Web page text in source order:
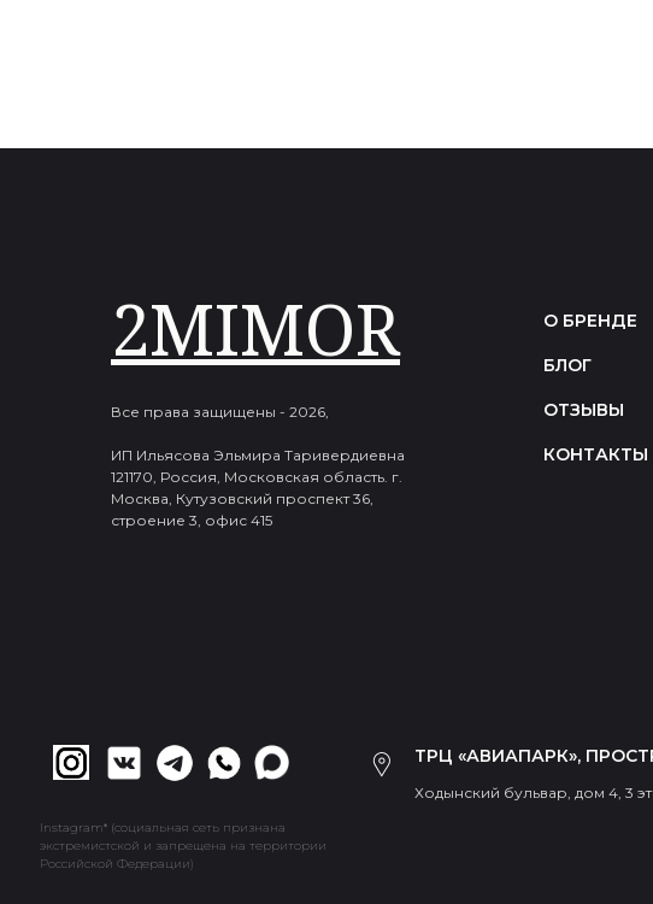
О БРЕНДЕ
БЛОГ
ОТЗЫВЫ
КОНТАКТЫ
2MIMOR
Все права защищены - 2026,
ИП Ильясова Эльмира Таривердиевна
121170, Россия, Московская область. г.
Москва, Кутузовский проспект 36,
строение 3, офис 415
Ходынский бульвар, дом 4, 3
ТРЦ «АВИАПАРК»,
Instagram* (социальная сеть признана
экстремистской и запрещена на территории
Российской Федерации)